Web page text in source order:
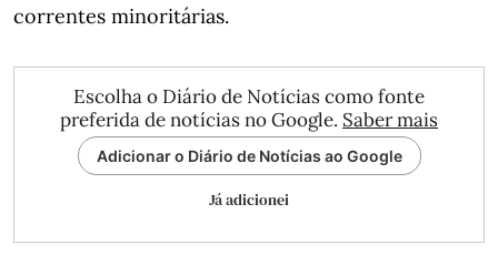
correntes minoritárias.
Escolha o Diário de Notícias como fonte
preferida de notícias no Google. Saber mais
Adicionar o Diário de Notícias ao Google
Já adicionei